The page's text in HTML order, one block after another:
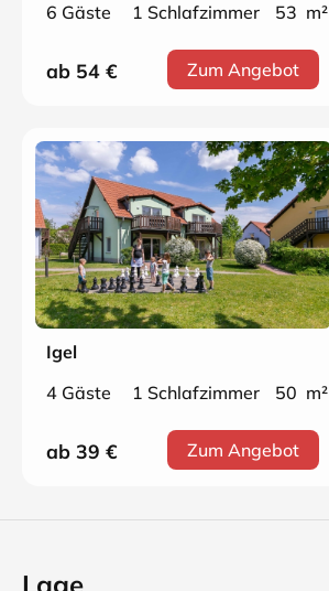
6 Gäste
1 Schlafzimmer 53 m²
ab 54 € Zum Angebot
Igel
4 Gäste
1 Schlafzimmer 50 m²
ab 39 € Zum Angebot
Lage